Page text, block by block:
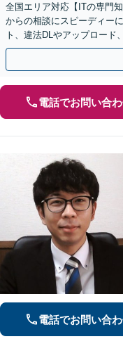
全国エリア対応【ITの専門
からの相談にスピーディー
ト、違法DLやアップロード
【WEB面談OK&解決実績豊
電話でお問い合
電話でお問い合